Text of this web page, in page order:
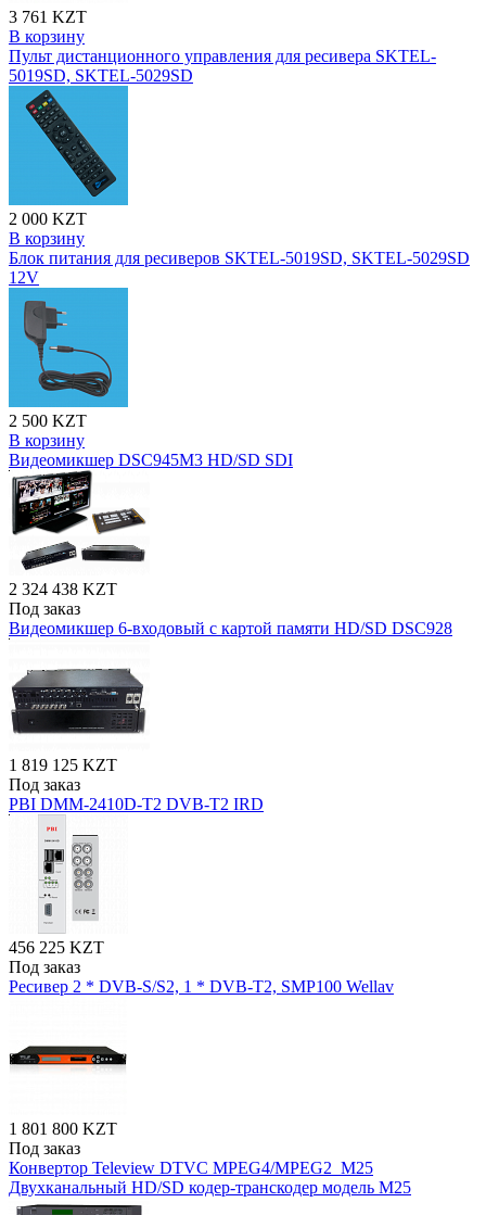
3 761 KZT
В корзину
Пульт дистанционного управления для ресивера SKTEL-
5019SD, SKTEL-5029SD
2 000 KZT
В корзину
Блок питания для ресиверов SKTEL-5019SD, SKTEL-5029SD
12V
2 500 KZT
В корзину
Видеомикшер DSC945M3 HD/SD SDI
2 324 438 KZT
Под заказ
Видеомикшер 6-входовый с картой памяти HD/SD DSC928
1 819 125 KZT
Под заказ
PBI DMM-2410D-T2 DVB-T2 IRD
456 225 KZT
Под заказ
Ресивер 2 * DVB-S/S2, 1 * DVB-T2, SMP100 Wellav
1 801 800 KZT
Под заказ
Конвертор Teleview DTVC MPEG4/MPEG2_M25
Двухканальный HD/SD кодер-транскодер модель М25